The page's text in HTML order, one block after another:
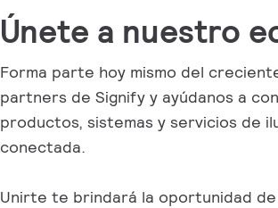
Únete a nuestro
Forma parte hoy mismo del
partners de Signify y ayúdanos a
productos, sistemas y servicios de
conectada.
Unirte te brindará la oportunidad